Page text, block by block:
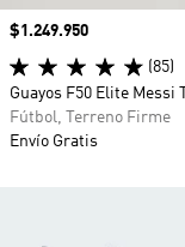
Precio
$1.249.950
(85)
Guayos F50 Elite Messi
Fútbol, Terreno Firme
Envío Gratis